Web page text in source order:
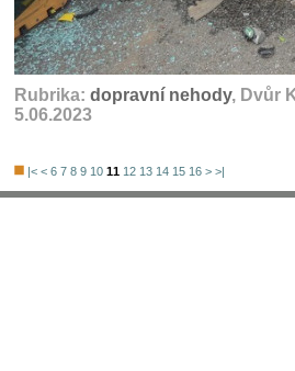
Rubrika: dopravní nehody, Dvůr
5.06.2023
|< < 6 7 8 9 10 11 12 13 14 15 16 > >|